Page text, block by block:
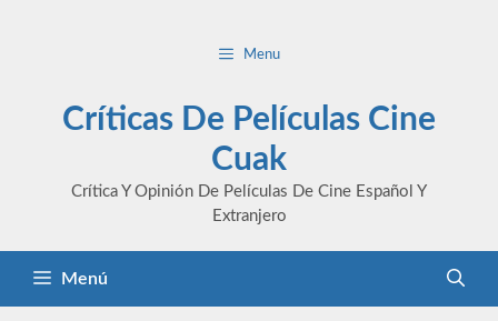
Menu
Críticas De Películas Cine
Cuak
Crítica Y Opinión De Películas De Cine Español Y
Extranjero
Menú